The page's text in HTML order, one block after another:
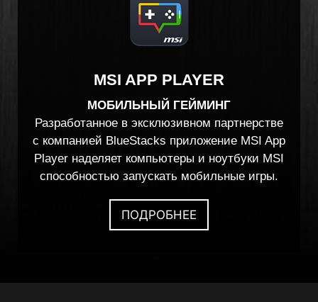
MSI APP PLAYER
МОБИЛЬНЫЙ ГЕЙМИНГ
Разработанное в эксклюзивном партнерстве
с компанией BlueStacks приложение MSI App
Player наделяет компьютеры и ноутбуки MSI
способностью запускать мобильные игры.
ПОДРОБНЕЕ